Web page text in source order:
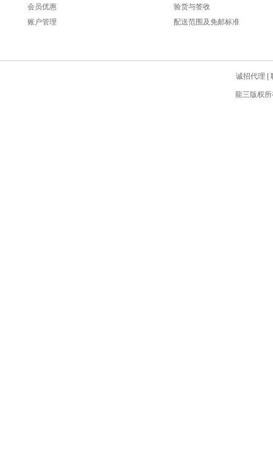
会员优惠
账户管理
验货与签收
配送范围及免邮标准
诚招代理
龍三版权